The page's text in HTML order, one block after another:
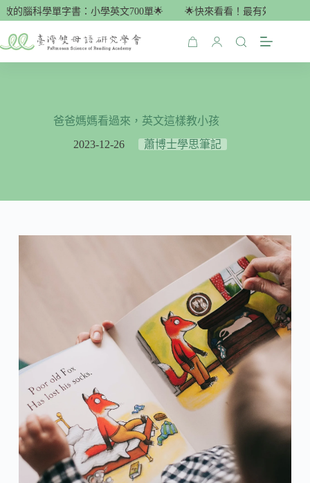
跳
主
的腦科學單字書：小學英文700單🌟 🌟快來看看！最有效的腦科學
購
爸爸媽媽看過來，英文這樣教小孩
2023-12-26
蕭博士學思筆記